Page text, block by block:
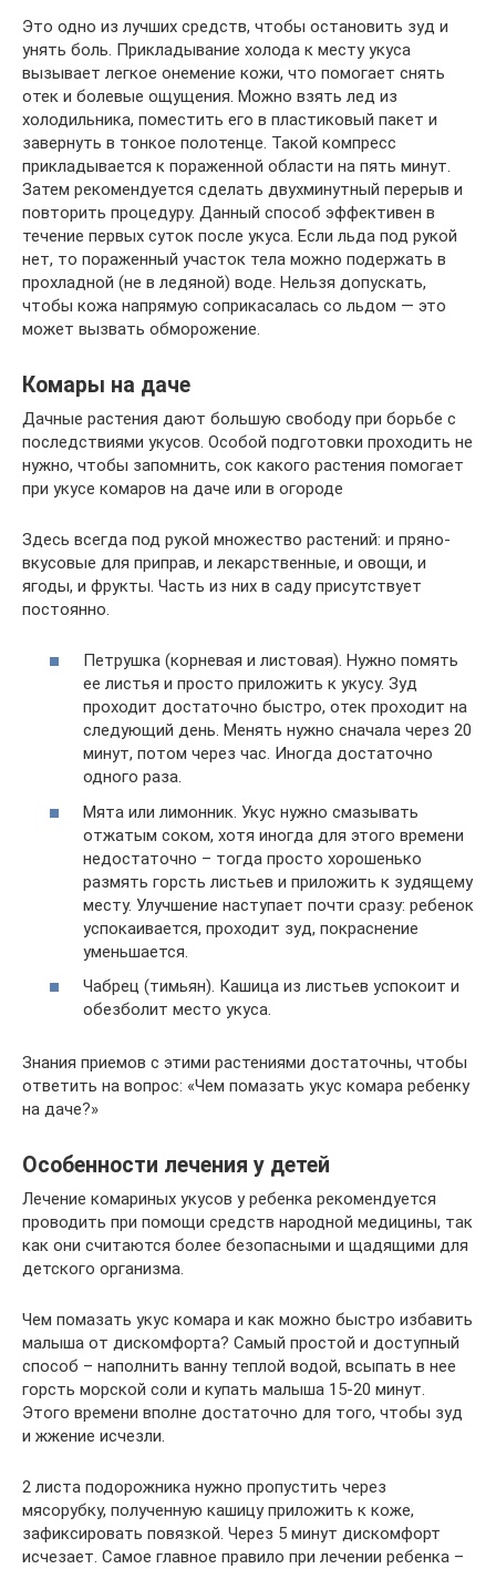
Это одно из лучших средств, чтобы остановить зуд и
унять боль. Прикладывание холода к месту укуса
вызывает легкое онемение кожи, что помогает снять
отек и болевые ощущения. Можно взять лед из
холодильника, поместить его в пластиковый пакет и
завернуть в тонкое полотенце. Такой компресс
прикладывается к пораженной области на пять минут.
Затем рекомендуется сделать двухминутный перерыв и
повторить процедуру. Данный способ эффективен в
течение первых суток после укуса. Если льда под рукой
нет, то пораженный участок тела можно подержать в
прохладной (не в ледяной) воде. Нельзя допускать,
чтобы кожа напрямую соприкасалась со льдом — это
может вызвать обморожение.
Комары на даче
Дачные растения дают большую свободу при борьбе с
последствиями укусов. Особой подготовки проходить не
нужно, чтобы запомнить, сок какого растения помогает
при укусе комаров на даче или в огороде
Здесь всегда под рукой множество растений: и пряно-
вкусовые для приправ, и лекарственные, и овощи, и
ягоды, и фрукты. Часть из них в саду присутствует
постоянно.
Петрушка (корневая и листовая). Нужно помять
ее листья и просто приложить к укусу. Зуд
проходит достаточно быстро, отек проходит на
следующий день. Менять нужно сначала через 20
минут, потом через час. Иногда достаточно
одного раза.
Мята или лимонник. Укус нужно смазывать
отжатым соком, хотя иногда для этого времени
недостаточно – тогда просто хорошенько
размять горсть листьев и приложить к зудящему
месту. Улучшение наступает почти сразу: ребенок
успокаивается, проходит зуд, покраснение
уменьшается.
Чабрец (тимьян). Кашица из листьев успокоит и
обезболит место укуса.
Знания приемов с этими растениями достаточны, чтобы
ответить на вопрос: «Чем помазать укус комара ребенку
на даче?»
Особенности лечения у детей
Лечение комариных укусов у ребенка рекомендуется
проводить при помощи средств народной медицины, так
как они считаются более безопасными и щадящими для
детского организма.
Чем помазать укус комара и как можно быстро избавить
малыша от дискомфорта? Самый простой и доступный
способ – наполнить ванну теплой водой, всыпать в нее
горсть морской соли и купать малыша 15-20 минут.
Этого времени вполне достаточно для того, чтобы зуд
и жжение исчезли.
2 листа подорожника нужно пропустить через
мясорубку, полученную кашицу приложить к коже,
зафиксировать повязкой. Через 5 минут дискомфорт
исчезает. Самое главное правило при лечении ребенка –